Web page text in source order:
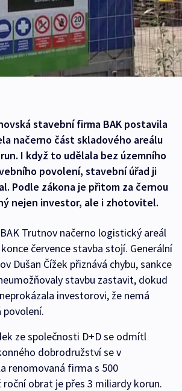
stavební firma BAK postavila
načerno část skladového areálu
I když to udělala bez územního
povolení, stavební úřad ji
Podle zákona je přitom za černou
nejen investor, ale i zhotovitel.
Trutnov načerno logistický areál
července stavba stojí. Generální
Dušan Čížek přiznává chybu, sankce
stavbu zastavit, dokud
investorovi, že nemá
povolení.
ze společnosti D+D se odmítl
dobrodružství se v
renomovaná firma s 500
roční obrat je přes 3 miliardy korun.